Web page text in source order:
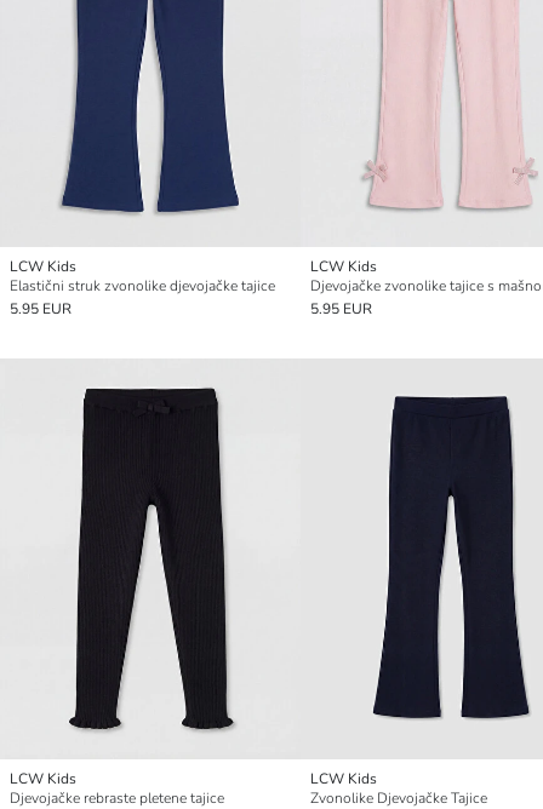
LCW Kids
Elastični struk zvonolike djevojačke tajice
5.95 EUR
LCW Kids
Djevojačke zvonolike tajice s
5.95 EUR
LCW Kids
Djevojačke rebraste pletene tajice
LCW Kids
Zvonolike Djevojačke Tajice